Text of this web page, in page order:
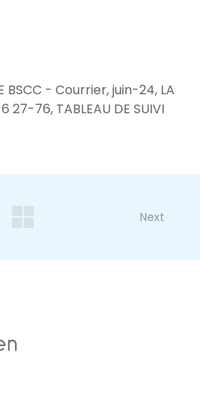
BSCC - Courrier, juin-24, LA
27-76, TABLEAU DE SUIVI
Next